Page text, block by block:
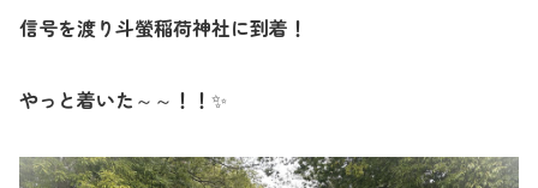
信号を渡り斗螢稲荷神社に到着！
やっと着いた～～！！ ✨